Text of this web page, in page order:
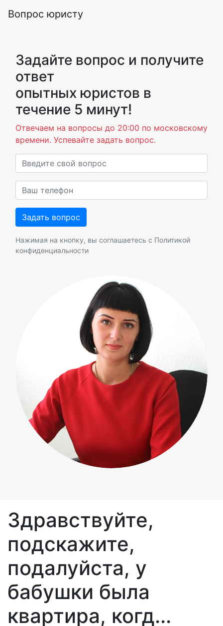
Вопрос юристу
Задайте вопрос и получите
ответ
опытных юристов в
течение 5 минут!
Отвечаем на вопросы до 20:00 по московскому
времени. Успевайте задать вопрос.
Нажимая на кнопку, вы соглашаетесь с Политикой
конфиденциальности
Здравствуйте,
подскажите,
подалуйста, у
бабушки была
квартира, когд...